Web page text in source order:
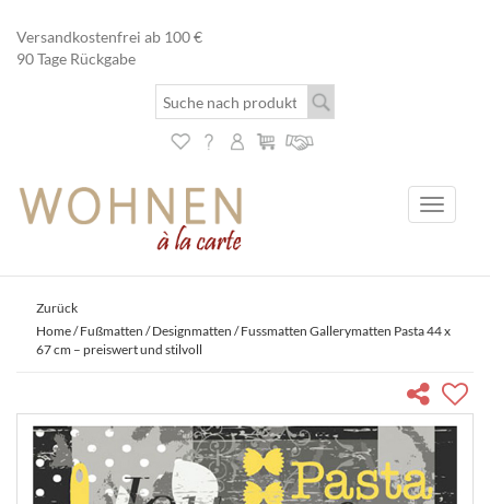
Versandkostenfrei ab 100 €
90 Tage Rückgabe
Toggle
Zurück
Home/Fußmatten /Designmatten / Fussmatten Gallerymatten Pasta 44 x
67 cm – preiswert und stilvoll